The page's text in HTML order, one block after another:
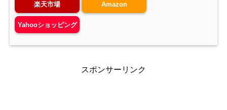
楽天市場 Amazon
Yahooショッピング
スポンサーリンク